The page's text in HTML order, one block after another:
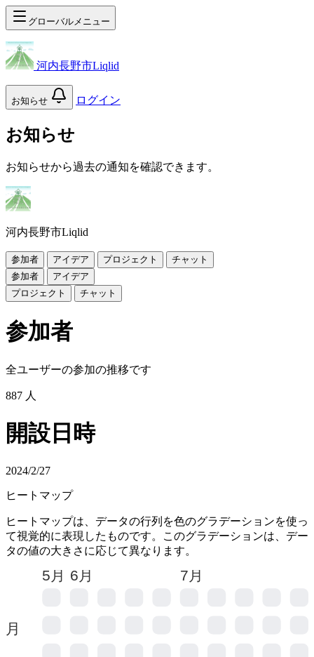
グローバルメニュー
河内長野市Liqlid
お知らせ ログイン
お知らせ
お知らせから過去の通知を確認できます。
河内長野市Liqlid
参加者 アイデア プロジェクト
チャット
参加者
アイデア
プロジェクト
チャット
参加者
全ユーザーの参加の推移です
887 人
開設日時
2024/2/27
ヒートマップ
ヒートマップは、データの行列を色のグラデーションを使っ
て視覚的に表現したものです。このグラデーションは、デー
タの値の大きさに応じて異なります。
月
5月 6月 7月